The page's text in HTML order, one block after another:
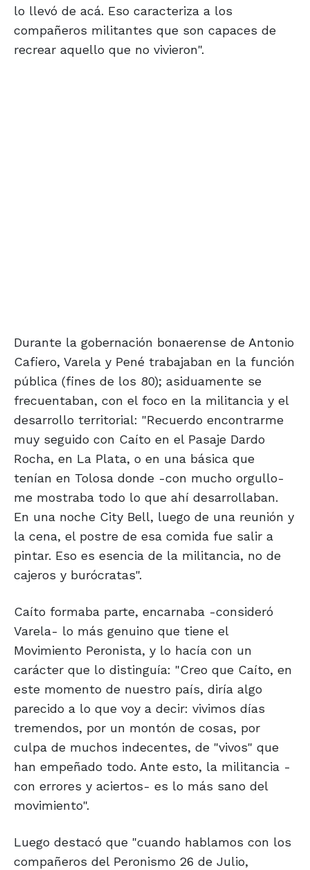
lo llevó de acá. Eso caracteriza a los
compañeros militantes que son capaces de
recrear aquello que no vivieron".
Durante la gobernación bonaerense de Antonio
Cafiero, Varela y Pené trabajaban en la función
pública (fines de los 80); asiduamente se
frecuentaban, con el foco en la militancia y el
desarrollo territorial: "Recuerdo encontrarme
muy seguido con Caíto en el Pasaje Dardo
Rocha, en La Plata, o en una básica que
tenían en Tolosa donde -con mucho orgullo-
me mostraba todo lo que ahí desarrollaban.
En una noche City Bell, luego de una reunión y
la cena, el postre de esa comida fue salir a
pintar. Eso es esencia de la militancia, no de
cajeros y burócratas".
Caíto formaba parte, encarnaba -consideró
Varela- lo más genuino que tiene el
Movimiento Peronista, y lo hacía con un
carácter que lo distinguía: "Creo que Caíto, en
este momento de nuestro país, diría algo
parecido a lo que voy a decir: vivimos días
tremendos, por un montón de cosas, por
culpa de muchos indecentes, de "vivos" que
han empeñado todo. Ante esto, la militancia -
con errores y aciertos- es lo más sano del
movimiento".
Luego destacó que "cuando hablamos con los
compañeros del Peronismo 26 de Julio,